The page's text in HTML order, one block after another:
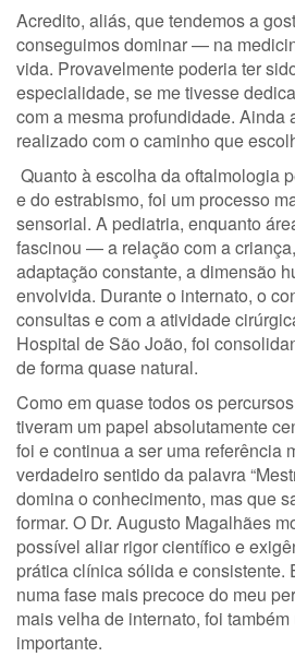
Acredito, aliás, que tendemos a
conseguimos dominar — na
vida. Provavelmente poderia ter
especialidade, se me tivesse
com a mesma profundidade. Ainda
realizado com o caminho que
Quanto à escolha da oftalmologia
e do estrabismo, foi um processo
sensorial. A pediatria, enquanto
fascinou — a relação com a
adaptação constante, a dimensão
envolvida. Durante o internato, o
consultas e com a atividade
Hospital de São João, foi
de forma quase natural.
Como em quase todos os
tiveram um papel absolutamente
foi e continua a ser uma referência
verdadeiro sentido da palavra
domina o conhecimento, mas que
formar. O Dr. Augusto Magalhães
possível aliar rigor científico e
prática clínica sólida e consistente.
numa fase mais precoce do meu
mais velha de internato, foi
importante.